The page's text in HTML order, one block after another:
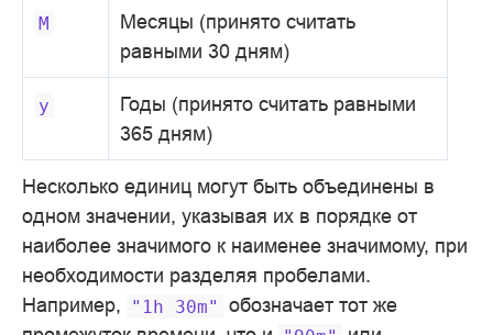
M
Месяцы (принято считать
равными 30 дням)
y
Годы (принято считать равными
365 дням)
Несколько единиц могут быть объединены в
одном значении, указывая их в порядке от
наиболее значимого к наименее значимому, при
необходимости разделяя пробелами.
Например,
"1h 30m"
обозначает тот же